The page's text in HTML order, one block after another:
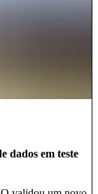
dados em teste